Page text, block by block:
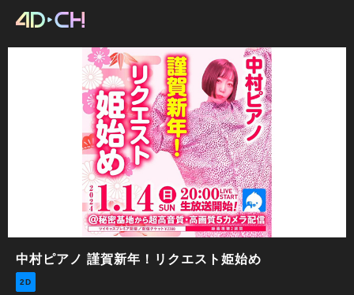
中村ピアノ 謹賀新年！リクエスト姫始め
2D